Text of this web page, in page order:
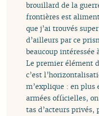
brouillard de la
frontières est
que j’ai trouvés
d’ailleurs par ce
beaucoup intéressée
Le premier élément
c’est
m’explique : en plus
armées officielles,
tas d’acteurs privés,